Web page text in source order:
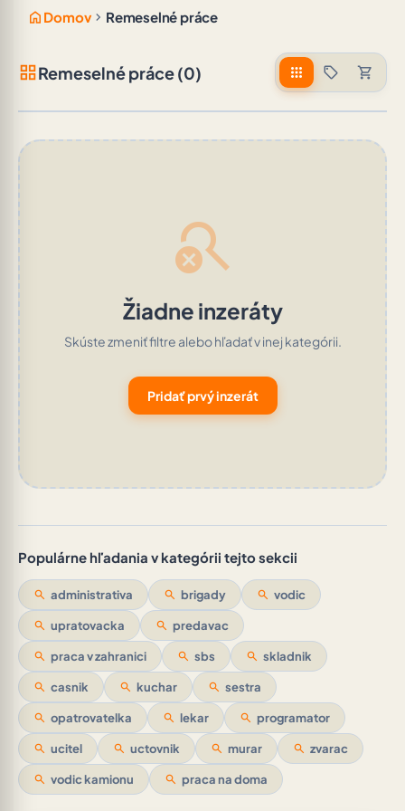
home Domov chevron_right Remeselné práce
grid_viewRemeselné práce (0) apps sell shopping_cart
search_off
Žiadne inzeráty
Skúste zmeniť filtre alebo hľadať v inej kategórii.
Pridať prvý inzerát
Populárne hľadania v kategórii tejto sekcii
search administrativa search brigady search vodic
search upratovacka search predavac
search praca v zahranici search sbs search skladnik
search casnik search kuchar search sestra
search opatrovatelka search lekar search programator
search ucitel search uctovnik search murar search zvarac
search vodic kamionu search praca na doma